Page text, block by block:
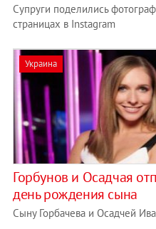
Супруги поделились
страницах в Instagram
Украина
Горбунов и Осадчая
день рождения сына
Сыну Горбачева и Осадчей